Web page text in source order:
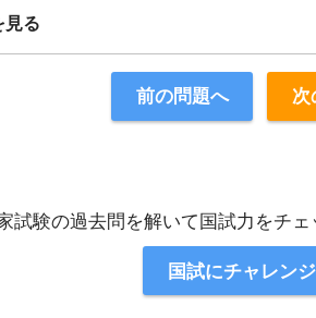
見る
前の問題へ 次
試験の過去問を解いて国試力をチェ
国試にチャレン